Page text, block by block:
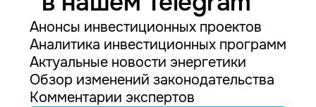
Анонсы инвестиционных проектов
Аналитика инвестиционных программ
Актуальные новости энергетики
Обзор изменений законодательства
Комментарии экспертов